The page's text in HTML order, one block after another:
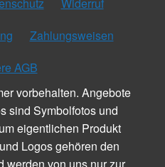
Zahlungsweisen
AGB
vorbehalten. Angebote
sind Symbolfotos und
eigentlichen Produkt
Logos gehören den
werden von uns nur zur